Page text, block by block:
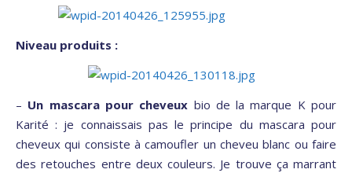
Niveau produits :
– Un mascara pour cheveux bio de la marque K pour
Karité : je connaissais pas le principe du mascara pour
cheveux qui consiste à camoufler un cheveu blanc ou faire
des retouches entre deux couleurs. Je trouve ça marrant